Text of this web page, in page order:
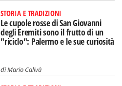
STORIA E TRADIZIONI
Le cupole rosse di San Giovanni
degli Eremiti sono il frutto di un
"riciclo": Palermo e le sue curiosità
diMario Calivà